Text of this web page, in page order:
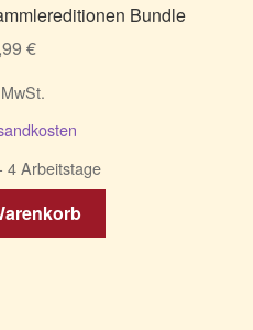
Bundle
€
4 Arbeitstage